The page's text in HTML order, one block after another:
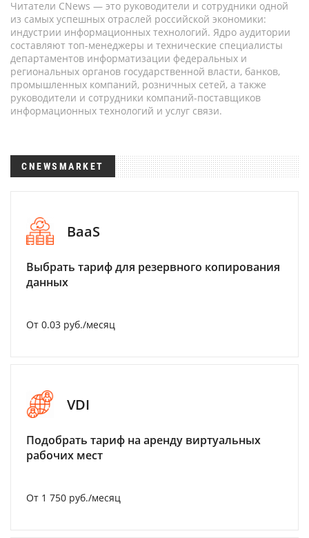
Читатели CNews — это руководители и сотрудники одной
из самых успешных отраслей российской экономики:
индустрии информационных технологий. Ядро аудитории
составляют топ-менеджеры и технические специалисты
департаментов информатизации федеральных и
региональных органов государственной власти, банков,
промышленных компаний, розничных сетей, а также
руководители и сотрудники компаний-поставщиков
информационных технологий и услуг связи.
CNEWSMARKET
BaaS
Выбрать тариф для резервного копирования
данных
От 0.03 руб./месяц
VDI
Подобрать тариф на аренду виртуальных
рабочих мест
От 1 750 руб./месяц